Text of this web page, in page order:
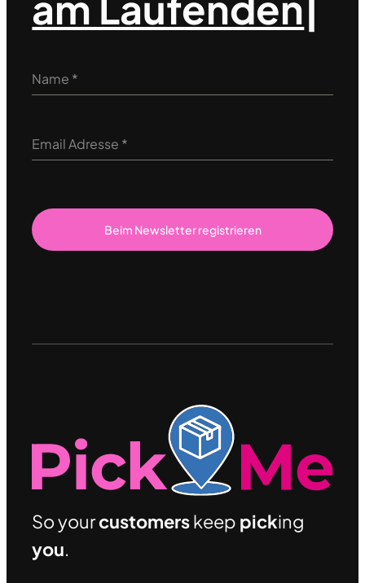
Name *
Email Adresse *
Beim Newsletter registrieren
So yourcustomerskeep picking
you.